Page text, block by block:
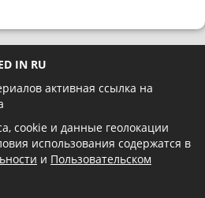
IN RU
активная ссылка на
cookie и данные геолокации
использования содержатся в
и Пользовательском